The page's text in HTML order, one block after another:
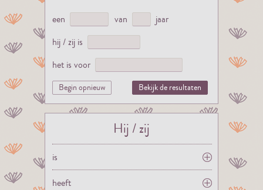
een van
jaar
hij / zij is
het is voor
Begin opnieuw Bekijk de resultaten
Hij / zij
is
heeft